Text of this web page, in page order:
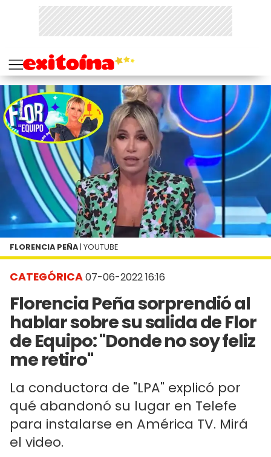
CATEGÓRICA07-06-2022 16:16
Florencia Peña sorprendió al
hablar sobre su salida de Flor
de Equipo: "Donde no soy feliz
me retiro"
La conductora de "LPA" explicó por
qué abandonó su lugar en Telefe
para instalarse en América TV. Mirá
el video.
FLORENCIA PEÑA | YOUTUBE